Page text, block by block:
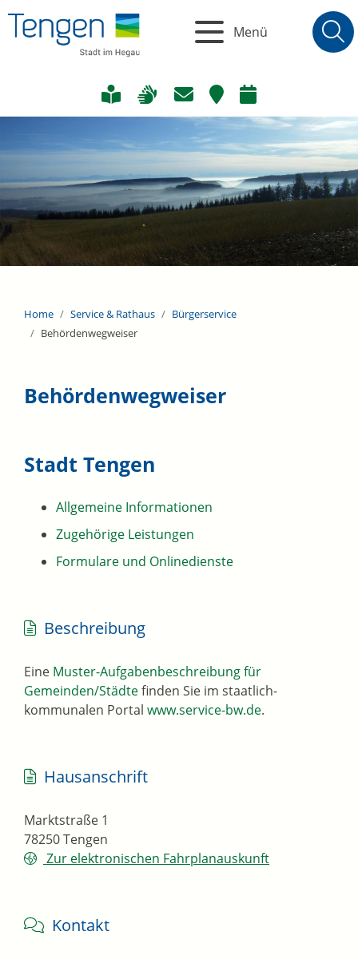
Menü
Home Service & Rathaus
Bürgerservice
Behördenwegweiser
Behördenwegweiser
Stadt Tengen
Allgemeine Informationen
Zugehörige Leistungen
Formulare und Onlinedienste
Beschreibung
Eine Muster-Aufgabenbeschreibung für
Gemeinden/Städtefinden Sie im staatlich-
kommunalen Portal www.service-bw.de.
Hausanschrift
Marktstraße 1
78250Tengen
Zur elektronischen Fahrplanauskunft
Kontakt